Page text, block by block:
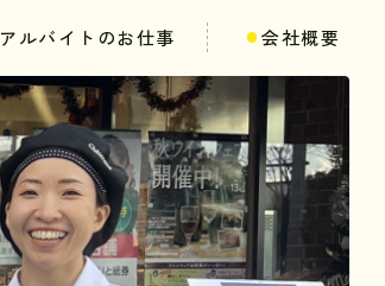
アルバイトのお仕事 会社概要